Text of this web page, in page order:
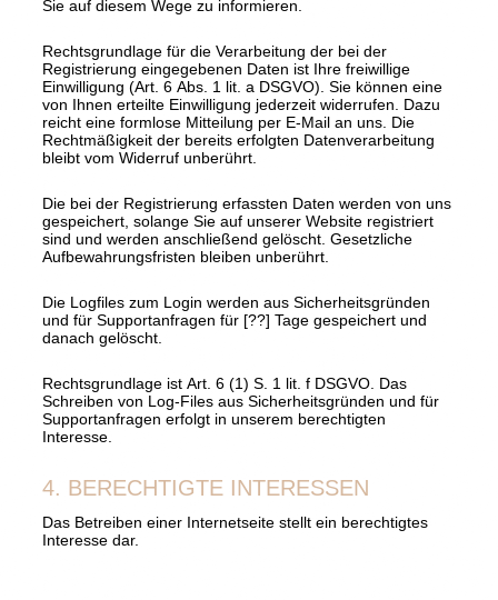
Sie auf diesem Wege zu informieren.
Rechtsgrundlage für die Verarbeitung der bei der
Registrierung eingegebenen Daten ist Ihre freiwillige
Einwilligung (Art. 6 Abs. 1 lit. a DSGVO). Sie können eine
von Ihnen erteilte Einwilligung jederzeit widerrufen. Dazu
reicht eine formlose Mitteilung per E-Mail an uns. Die
Rechtmäßigkeit der bereits erfolgten Datenverarbeitung
bleibt vom Widerruf unberührt.
Die bei der Registrierung erfassten Daten werden von uns
gespeichert, solange Sie auf unserer Website registriert
sind und werden anschließend gelöscht. Gesetzliche
Aufbewahrungsfristen bleiben unberührt.
Die Logfiles zum Login werden aus Sicherheitsgründen
und für Supportanfragen für [??] Tage gespeichert und
danach gelöscht.
Rechtsgrundlage ist Art. 6 (1) S. 1 lit. f DSGVO. Das
Schreiben von Log-Files aus Sicherheitsgründen und für
Supportanfragen erfolgt in unserem berechtigten
Interesse.
4. BERECHTIGTE INTERESSEN
Das Betreiben einer Internetseite stellt ein berechtigtes
Interesse dar.